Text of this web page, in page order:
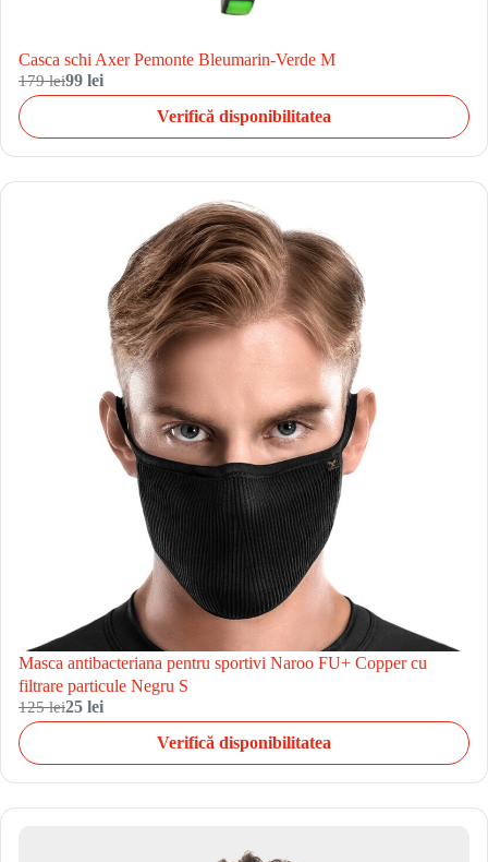
Casca schi Axer Pemonte Bleumarin-Verde M
179 lei99 lei
Verifică disponibilitatea
Masca antibacteriana pentru sportivi Naroo FU+ Copper cu
filtrare particule Negru S
125 lei25 lei
Verifică disponibilitatea